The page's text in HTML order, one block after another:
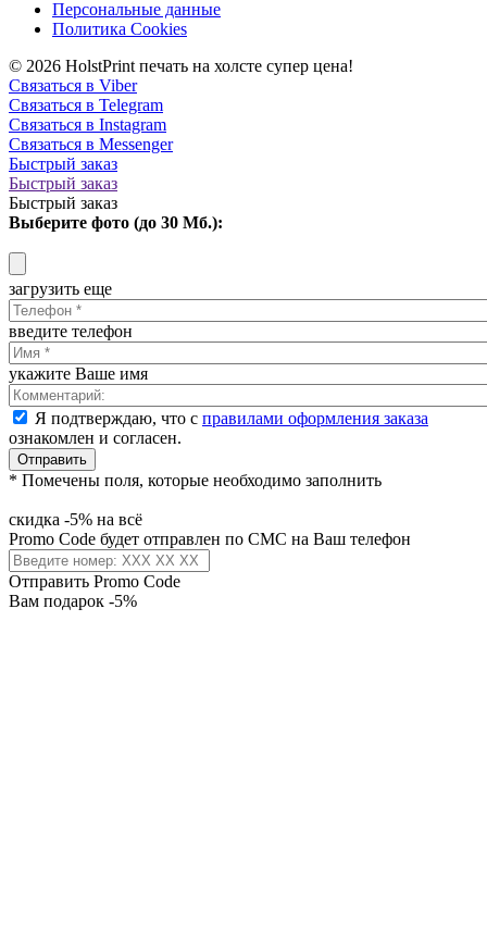
Персональные данные
Политика Cookies
© 2026 HolstPrint печать на холсте супер цена!
Связаться в Viber
Связаться в Telegram
Связаться в Instagram
Связаться в Messenger
Быстрый заказ
Быстрый заказ
Быстрый заказ
Выберите фото (до 30 Мб.):
загрузить еще
введите телефон
укажите Ваше имя
Я подтверждаю, что с правилами оформления заказа
ознакомлен и согласен.
Отправить
* Помечены поля, которые необходимо заполнить
скидка -5% на всё
Promo Code будет отправлен по СМС на Ваш телефон
Отправить Promo Code
Вам подарок -5%